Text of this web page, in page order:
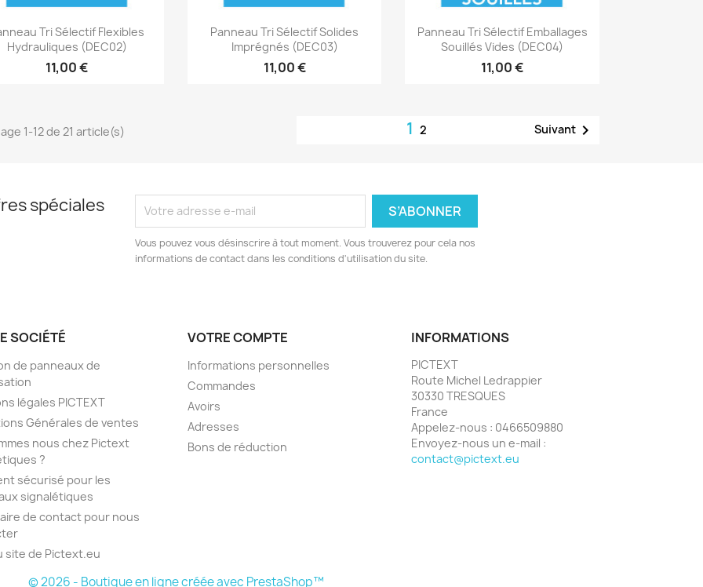
Aperçu rapide
Tri Sélectif Flexibles
Hydrauliques (DEC02)
11,00 €
Aperçu rapide
Panneau Tri Sélectif Solides
Imprégnés (DEC03)
11,00 €
Aperçu rapide
Panneau Tri Sélectif Emballages
Souillés Vides (DEC04)
11,00 €
1-12 de 21 article(s) 12 Suivant
spéciales
Vous pouvez vous désinscrire à tout moment. Vous trouverez pour cela nos
informations de contact dans les conditions d'utilisation du site.
SOCIÉTÉ
de panneaux de
légales PICTEXT
Générales de ventes
nous chez Pictext
?
sécurisé pour les
signalétiques
de contact pour nous
site de Pictext.eu
VOTRE COMPTE
Informations personnelles
Commandes
Avoirs
Adresses
Bons de réduction
INFORMATIONS
PICTEXT
Route Michel Ledrappier
30330 TRESQUES
France
Appelez-nous : 0466509880
Envoyez-nous un e-mail :
contact@pictext.eu
© 2026 - Boutique en ligne créée avec PrestaShop™